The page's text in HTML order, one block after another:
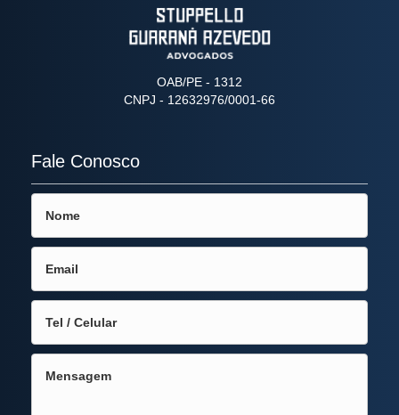
OAB/PE - 1312
CNPJ - 12632976/0001-66
Fale Conosco